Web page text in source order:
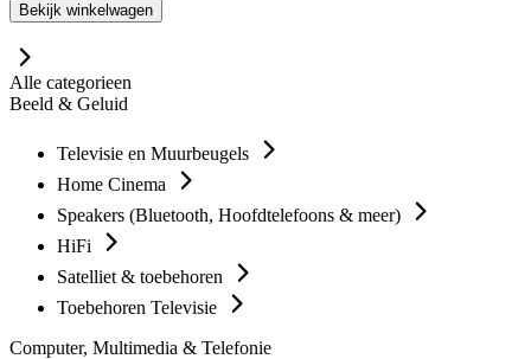
Bekijk winkelwagen
Alle categorieen
Beeld & Geluid
Televisie en Muurbeugels
Home Cinema
Speakers (Bluetooth, Hoofdtelefoons & meer)
HiFi
Satelliet & toebehoren
Toebehoren Televisie
Computer, Multimedia & Telefonie